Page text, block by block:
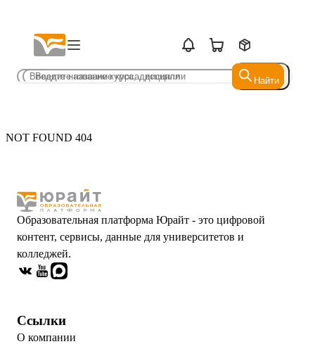
Найти
Найти
NOT FOUND 404
Образовательная платформа Юрайт - это цифровой
контент, сервисы, данные для университетов и
колледжей.
Ссылки
О компании